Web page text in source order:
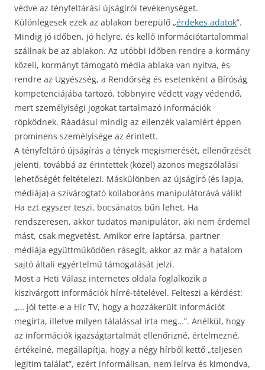
védve az tényfeltárási újságírói tevékenységet.
Különlegesek ezek az ablakon berepülő „érdekes adatok”.
Mindig jó időben, jó helyre, és kellő információtartalommal
szállnak be az ablakon. Az utóbbi időben rendre a kormány
közeli, kormányt támogató média ablaka van nyitva, és
rendre az Ügyészség, a Rendőrség és esetenként a Bíróság
kompetenciájába tartozó, többnyire védett vagy védendő,
mert személyiségi jogokat tartalmazó információk
röpködnek. Ráadásul mindig az ellenzék valamiért éppen
prominens személyisége az érintett.
A tényfeltáró újságírás a tények megismerését, ellenőrzését
jelenti, továbbá az érintettek (közel) azonos megszólalási
lehetőségét feltételezi. Máskülönben az újságíró (és lapja,
médiája) a szivárogtató kollaboráns manipulátorává válik!
Ha ezt egyszer teszi, bocsánatos bűn lehet. Ha
rendszeresen, akkor tudatos manipulátor, aki nem érdemel
mást, csak megvetést. Amikor erre laptársa, partner
médiája együttműködően rásegít, akkor az már a hatalom
sajtó általi egyértelmű támogatását jelzi.
Most a Heti Válasz internetes oldala foglalkozik a
kiszivárgott információk hírré-tételével. Felteszi a kérdést:
„… jól tette-e a Hír TV, hogy a hozzákerült információt
megírta, illetve milyen tálalással írta meg…”. Anélkül, hogy
az információk igazságtartalmát ellenőrizné, értelmezné,
értékelné, megállapítja, hogy a négy hírből kettő „teljesen
legitim találat”, ezért informálisan, nem leírva és kimondva,